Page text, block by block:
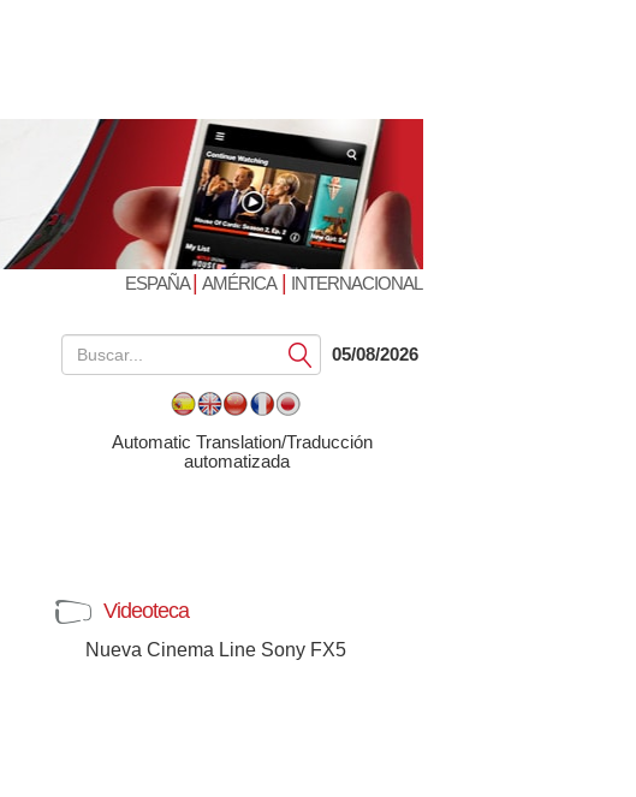
ESPAÑA| AMÉRICA| INTERNACIONAL
Submit05/08/2026
Automatic Translation/Traducción
automatizada
Videoteca
Nueva Cinema Line Sony FX5